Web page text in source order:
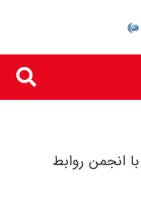
انجمن روابط